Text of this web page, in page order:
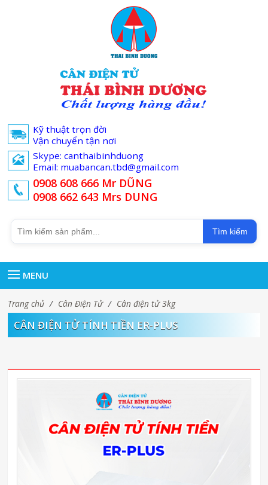
Kỹ thuật trọn đời
Vận chuyển tận nơi
Skype: canthaibinhduong
Email: muabancan.tbd@gmail.com
0908 608 666 Mr DŨNG
0908 662 643 Mrs DUNG
Tìm kiếm
MENU
Trang chủ / Cân Điện Tử / Cân điện tử 3kg
CÂN ĐIỆN TỬ TÍNH TIỀN ER-PLUS